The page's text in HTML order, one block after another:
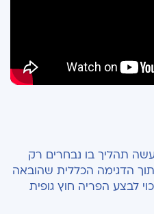
תהליך בו נבחרים רק
הדגימה הכללית שהובאה
לבצע הפריה חוץ גופית